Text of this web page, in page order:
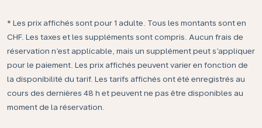
* Les prix affichés sont pour 1 adulte. Tous les montants sont en
CHF. Les taxes et les suppléments sont compris. Aucun frais de
réservation n’est applicable, mais un supplément peut s’appliquer
pour le paiement. Les prix affichés peuvent varier en fonction de
la disponibilité du tarif. Les tarifs affichés ont été enregistrés au
cours des dernières 48 h et peuvent ne pas être disponibles au
moment de la réservation.